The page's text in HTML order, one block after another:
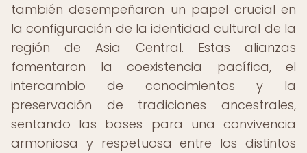
también desempeñaron un papel crucial en
la configuración de la identidad cultural de la
región de Asia Central. Estas alianzas
fomentaron la coexistencia pacífica, el
intercambio de conocimientos y la
preservación de tradiciones ancestrales,
sentando las bases para una convivencia
armoniosa y respetuosa entre los distintos